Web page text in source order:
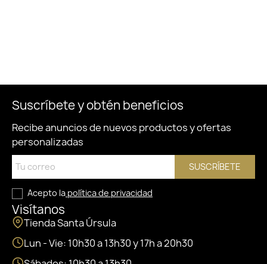
Suscríbete y obtén beneficios
Recibe anuncios de nuevos productos y ofertas
personalizadas
SUSCRÍBETE
Acepto la política de privacidad
Visítanos
Tienda Santa Úrsula
Lun - Vie: 10h30 a 13h30 y 17h a 20h30